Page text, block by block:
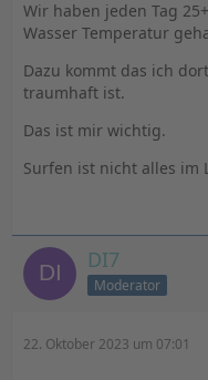
zu wenig Wind
Bekommt man an
mehr windtage
Wir haben jeden Tag
Wasser Temperatur
Dazu kommt das ich
traumhaft ist.
Das ist mir wichtig.
Surfen ist nicht alles im
DI7
Moderator
22. Oktober 2023 um 07:01